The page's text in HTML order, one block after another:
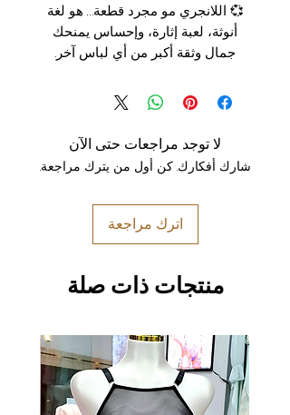
💞 اللانجري مو مجرد قطعة… هو لغة
أنوثة، لعبة إثارة، وإحساس يمنحك
جمال وثقة أكبر من أي لباس آخر.
لا توجد مراجعات حتى الآن
شارك أفكارك. كن أول من يترك مراجعة.
اترك مراجعة
منتجات ذات صلة